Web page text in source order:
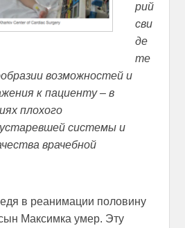
рий
сви
де
те
возможностей и
к пациенту – в
плохого
системы и
врачебной
в реанимации половину
Максимка умер. Эту